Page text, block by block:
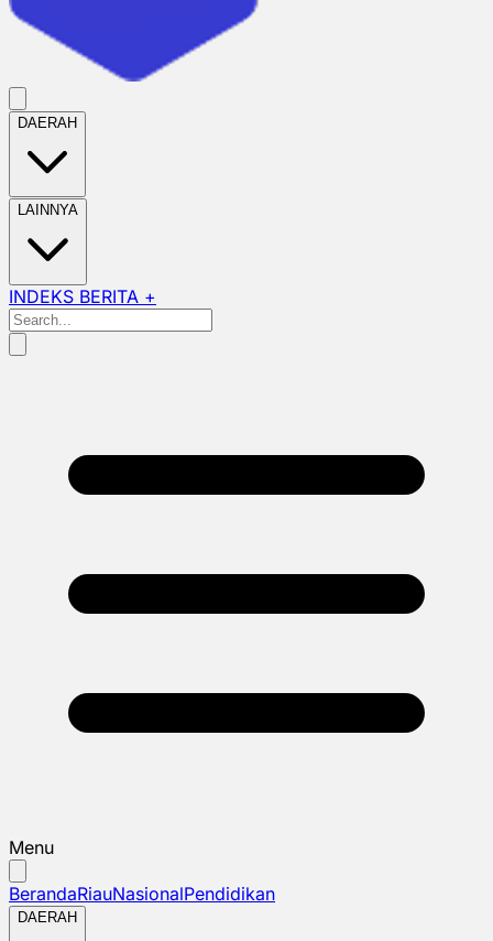
DAERAH
LAINNYA
INDEKS BERITA +
Menu
BerandaRiauNasionalPendidikan
DAERAH